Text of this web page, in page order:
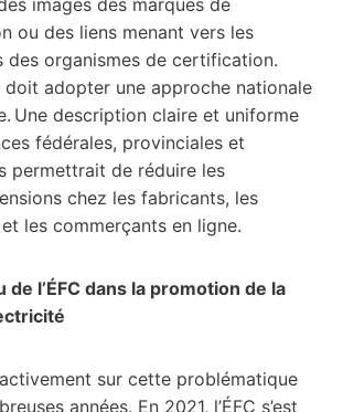
ou des liens menant vers les
des organismes de certification.
doit adopter une approche nationale
Une description claire et uniforme
fédérales, provinciales et
permettrait de réduire les
chez les fabricants, les
les commerçants en ligne.
de l’ÉFC dans la promotion de la
activement sur cette problématique
années. En 2021, l’ÉFC s’est